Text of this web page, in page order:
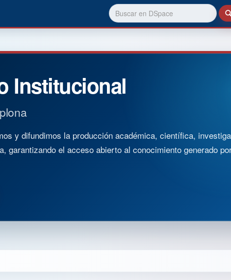
Institucional
y difundimos la producción académica, científica,
garantizando el acceso abierto al conocimiento generado